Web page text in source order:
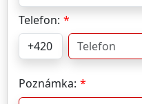
Telefon:
Poznámka: